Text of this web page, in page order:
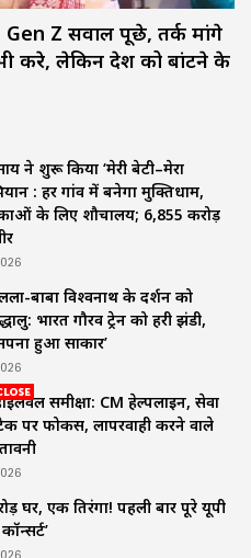
Gen Z सवाल पूछे, तर्क मांगे
करे, लेकिन देश को बांटने के
ने शुरू किया ‘मेरी बेटी–मेरा
: हर गांव में बनेगा मुक्तिधाम,
के लिए शौचालय; 6,855 करोड़
बाबा विश्वनाथ के दर्शन को
भारत गौरव ट्रेन को हरी झंडी,
हुआ साकार’
समीक्षा: CM हेल्पलाइन, सेवा
पर फोकस, लापरवाही करने वाले
घर, एक तिरंगा! पहली बार पूरे यूपी